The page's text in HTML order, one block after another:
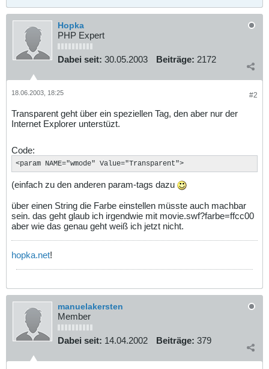
Hopka
PHP Expert
Dabei seit: 30.05.2003 Beiträge: 2172
#2
18.06.2003, 18:25
Transparent geht über ein speziellen Tag, den aber nur der
Internet Explorer unterstüzt.
Code:
<param NAME="wmode" Value="Transparent">
(einfach zu den anderen param-tags dazu
über einen String die Farbe einstellen müsste auch machbar
sein. das geht glaub ich irgendwie mit movie.swf?farbe=ffcc00
aber wie das genau geht weiß ich jetzt nicht.
hopka.net!
manuelakersten
Member
Dabei seit: 14.04.2002 Beiträge: 379